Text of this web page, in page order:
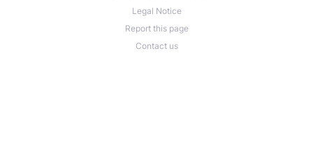
Legal Notice
Report this page
Contact us